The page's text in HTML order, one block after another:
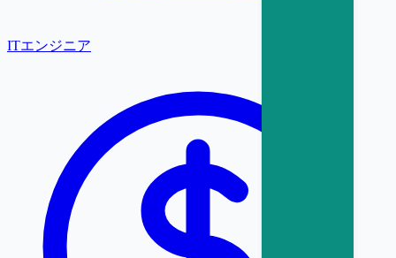
ITエンジニア